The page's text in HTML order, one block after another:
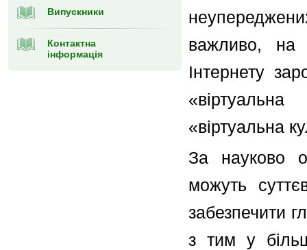
Випускники
Контактна
інформація
важливо, на
Інтернету
«віртуальна
За науково
можуть
забезпечити
з тим у